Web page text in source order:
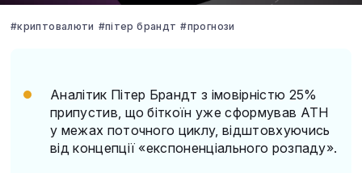
#криптовалюти #пітер брандт #прогнози
Аналітик Пітер Брандт з імовірністю 25%
припустив, що біткоїн уже сформував ATH
у межах поточного циклу, відштовхуючись
від концепції «експоненціального розпаду».